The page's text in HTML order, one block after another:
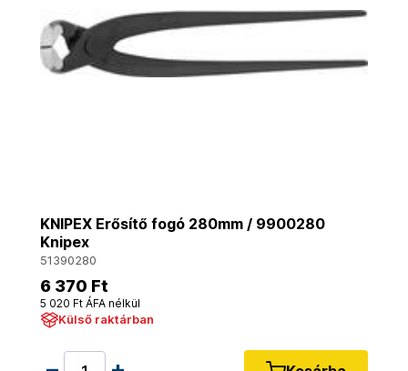
KNIPEX Erősítő fogó 280mm / 9900280
Knipex
51390280
6 370 Ft
5 020 Ft ÁFA nélkül
Külső raktárban